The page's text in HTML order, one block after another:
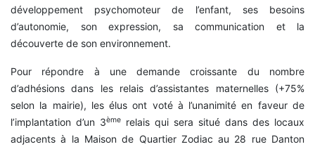
développement psychomoteur de l’enfant, ses besoins
d’autonomie, son expression, sa communication et la
découverte de son environnement.
Pour répondre à une demande croissante du nombre
d’adhésions dans les relais d’assistantes maternelles (+75%
selon la mairie), les élus ont voté à l’unanimité en faveur de
l’implantation d’un 3ème
relais qui sera situé dans des locaux
adjacents à la Maison de Quartier Zodiac au 28 rue Danton